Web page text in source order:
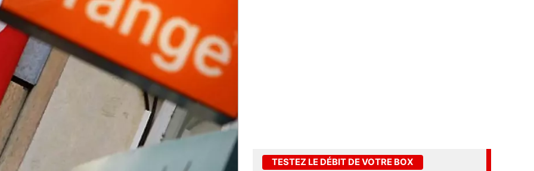
TESTEZ LE DÉBIT DE VOTRE BOX